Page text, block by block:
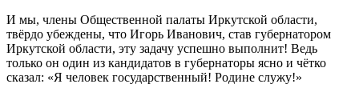
И мы, члены Общественной палаты Иркутской области,
твёрдо убеждены, что Игорь Иванович, став губернатором
Иркутской области, эту задачу успешно выполнит! Ведь
только он один из кандидатов в губернаторы ясно и чётко
сказал: «Я человек государственный! Родине служу!»